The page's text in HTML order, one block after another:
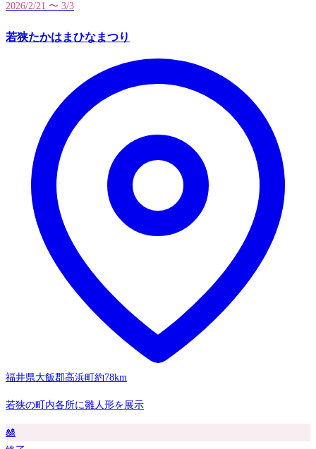
2026/2/21 〜 3/3
若狭たかはまひなまつり
福井県大飯郡高浜町 約78km
若狭の町内各所に雛人形を展示
🎎